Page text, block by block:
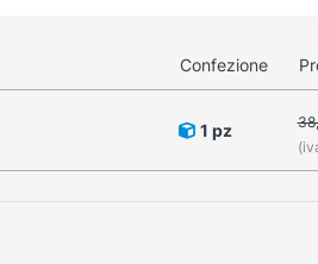
Confezione
1 pz